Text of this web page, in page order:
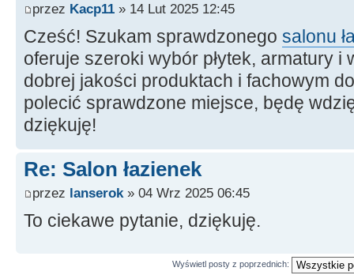
przez Kacp11 » 14 Lut 2025 12:45
Cześć! Szukam sprawdzonego salonu
oferuje szeroki wybór płytek, armatury i
dobrej jakości produktach i fachowym
polecić sprawdzone miejsce, będę
dziękuję!
Re: Salon łazienek
przez lanserok » 04 Wrz 2025 06:45
To ciekawe pytanie, dziękuję.
Wyświetl posty z poprzednich: